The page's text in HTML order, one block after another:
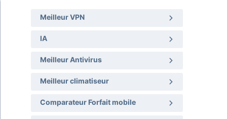
Meilleur VPN
IA
Meilleur Antivirus
Meilleur climatiseur
Comparateur Forfait mobile